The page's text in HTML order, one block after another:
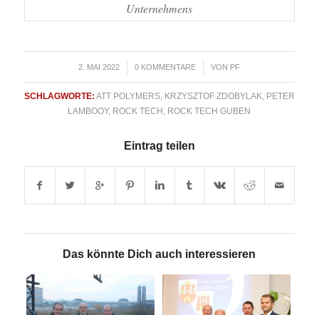
Unternehmens
2. MAI 2022
/ 0 KOMMENTARE
/ VON PF
SCHLAGWORTE: ATT POLYMERS, KRZYSZTOF ZDOBYLAK
PETER
LAMBOOY, ROCK TECH ROCK TECH GUBEN
Eintrag teilen
Das könnte Dich auch interessieren